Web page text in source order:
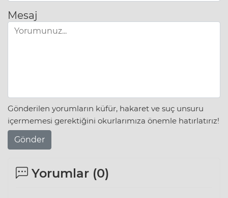
Mesaj
Gönderilen yorumların küfür, hakaret ve suç unsuru
içermemesi gerektiğini okurlarımıza önemle hatırlatırız!
Gönder
Yorumlar (0)